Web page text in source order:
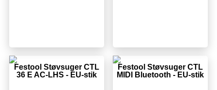
Festool Støvsuger CTL
36 E AC-LHS - EU-stik
Festool Støvsuger CTL
MIDI Bluetooth - EU-stik